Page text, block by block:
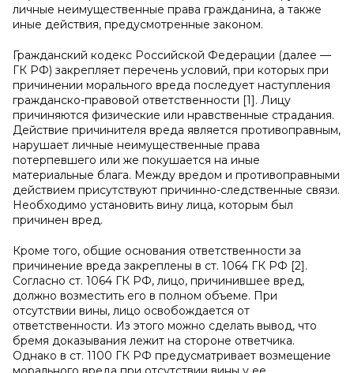
личные неимущественные права гражданина, а также
иные действия, предусмотренные законом.
Гражданский кодекс Российской Федерации (далее —
ГК РФ) закрепляет перечень условий, при которых при
причинении морального вреда последует наступления
гражданско-правовой ответственности [1]. Лицу
причиняются физические или нравственные страдания.
Действие причинителя вреда является противоправным,
нарушает личные неимущественные права
потерпевшего или же покушается на иные
материальные блага. Между вредом и противоправными
действием присутствуют причинно-следственные связи.
Необходимо установить вину лица, которым был
причинен вред.
Кроме того, общие основания ответственности за
причинение вреда закреплены в ст. 1064 ГК РФ [2].
Согласно ст. 1064 ГК РФ, лицо, причинившее вред,
должно возместить его в полном объеме. При
отсутствии вины, лицо освобождается от
ответственности. Из этого можно сделать вывод, что
бремя доказывания лежит на стороне ответчика.
Однако в ст. 1100 ГК РФ предусматривает возмещение